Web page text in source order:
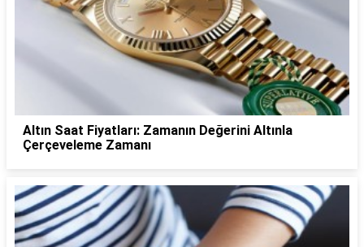
Altın Saat Fiyatları: Zamanın Değerini Altınla
Çerçeveleme Zamanı